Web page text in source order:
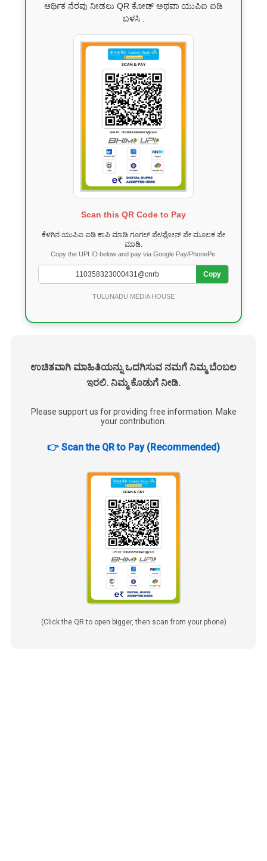
ಆರ್ಥಿಕ ನೆರವು ನೀಡಲು QR ಕೋಡ್ ಅಥವಾ ಯುಪಿಐ ಐಡಿ
ಬಳಸಿ .
Scan this QR Code to Pay
ಕೆಳಗಿನ ಯುಪಿಐ ಐಡಿ ಕಾಪಿ ಮಾಡಿ ಗೂಗಲ್ ಪೇ/ಫೋನ್ ಪೇ ಮೂಲಕ ಪೇ
ಮಾಡಿ.
Copy the UPI ID below and pay via Google Pay/PhonePe.
Copy
TULUNADU MEDIA HOUSE
ಉಚಿತವಾಗಿ ಮಾಹಿತಿಯನ್ನು ಒದಗಿಸುವ ನಮಗೆ ನಿಮ್ಮ ಬೆಂಬಲ
ಇರಲಿ. ನಿಮ್ಮ ಕೊಡುಗೆ ನೀಡಿ.
Please support us for providing free information. Make
your contribution.
👉 Scan the QR to Pay (Recommended)
(Click the QR to open bigger, then scan from your phone)